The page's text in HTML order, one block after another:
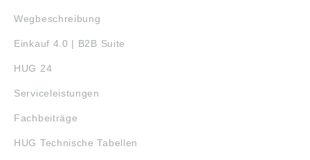
Wegbeschreibung
Einkauf 4.0 | B2B Suite
HUG 24
Serviceleistungen
Fachbeiträge
HUG Technische Tabellen